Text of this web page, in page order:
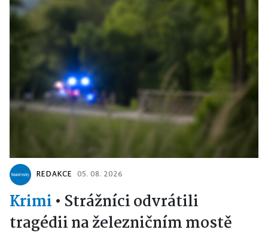
REDAKCE 05. 08. 2026
Krimi • Strážníci odvrátili
tragédii na železničním mostě